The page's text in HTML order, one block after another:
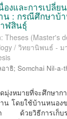
องและการเปลี่ย
น : กรณีศึกษาบ้
ฬสินธุ์
Theses (Master's
/ วิทยานิพนธ์ -
าธิ;Somchai Nil-a-
ายที่จะศึกษาการ
น โดยใช้บ้านหนอ
า ด้วยวิธีการเก็บ